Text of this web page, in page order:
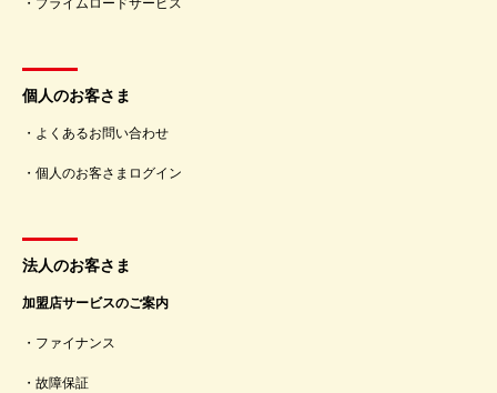
プライムロードサービス
個人のお客さま
よくあるお問い合わせ
個人のお客さまログイン
法人のお客さま
加盟店サービスのご案内
ファイナンス
故障保証